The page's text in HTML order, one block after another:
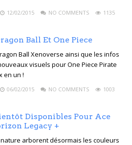
12/02/2015 NO COMMENTS
1135
Ball Et One Piece
Ball Xenoverse ainsi que les infos
visuels pour One Piece Pirate
en un !
06/02/2015 NO COMMENTS
1003
Disponibles Pour Ace
Legacy +
arborent désormais les couleurs